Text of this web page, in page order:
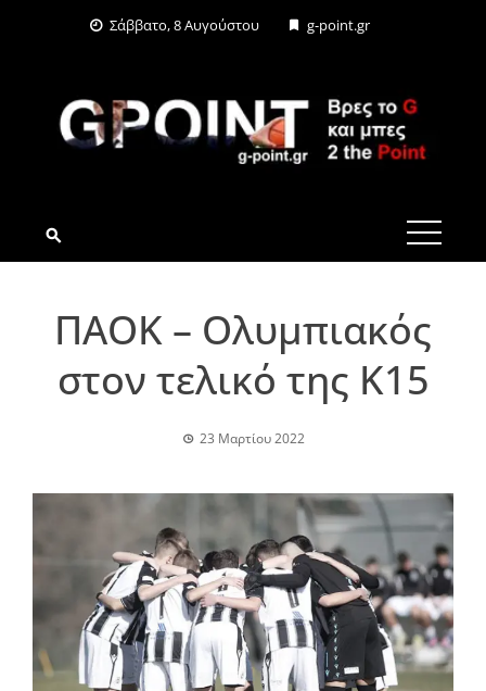
Σάββατο, 8 Αυγούστου g-point.gr
G-POINT.GR
ΠΑΟΚ – Ολυμπιακός
στον τελικό της Κ15
23 Μαρτίου 2022